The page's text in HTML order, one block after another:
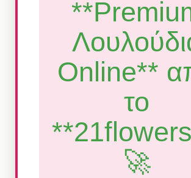
Online**
το
🚀